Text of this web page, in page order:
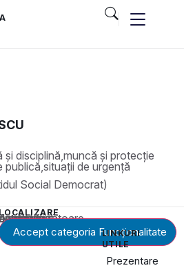
disciplină,muncă și protecție
de urgență
Social Democrat)
LOCALIZARE
până când acceptați categoria corespunzătoare de cookie-uri.
Accept categoria Funcționalitate
LINKURI
UTILE
Prezentare